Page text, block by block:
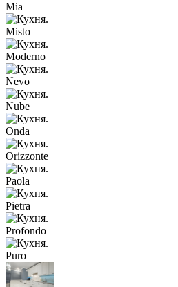
Mia
Misto
Moderno
Nevo
Nube
Onda
Orizzonte
Paola
Pietra
Profondo
Puro